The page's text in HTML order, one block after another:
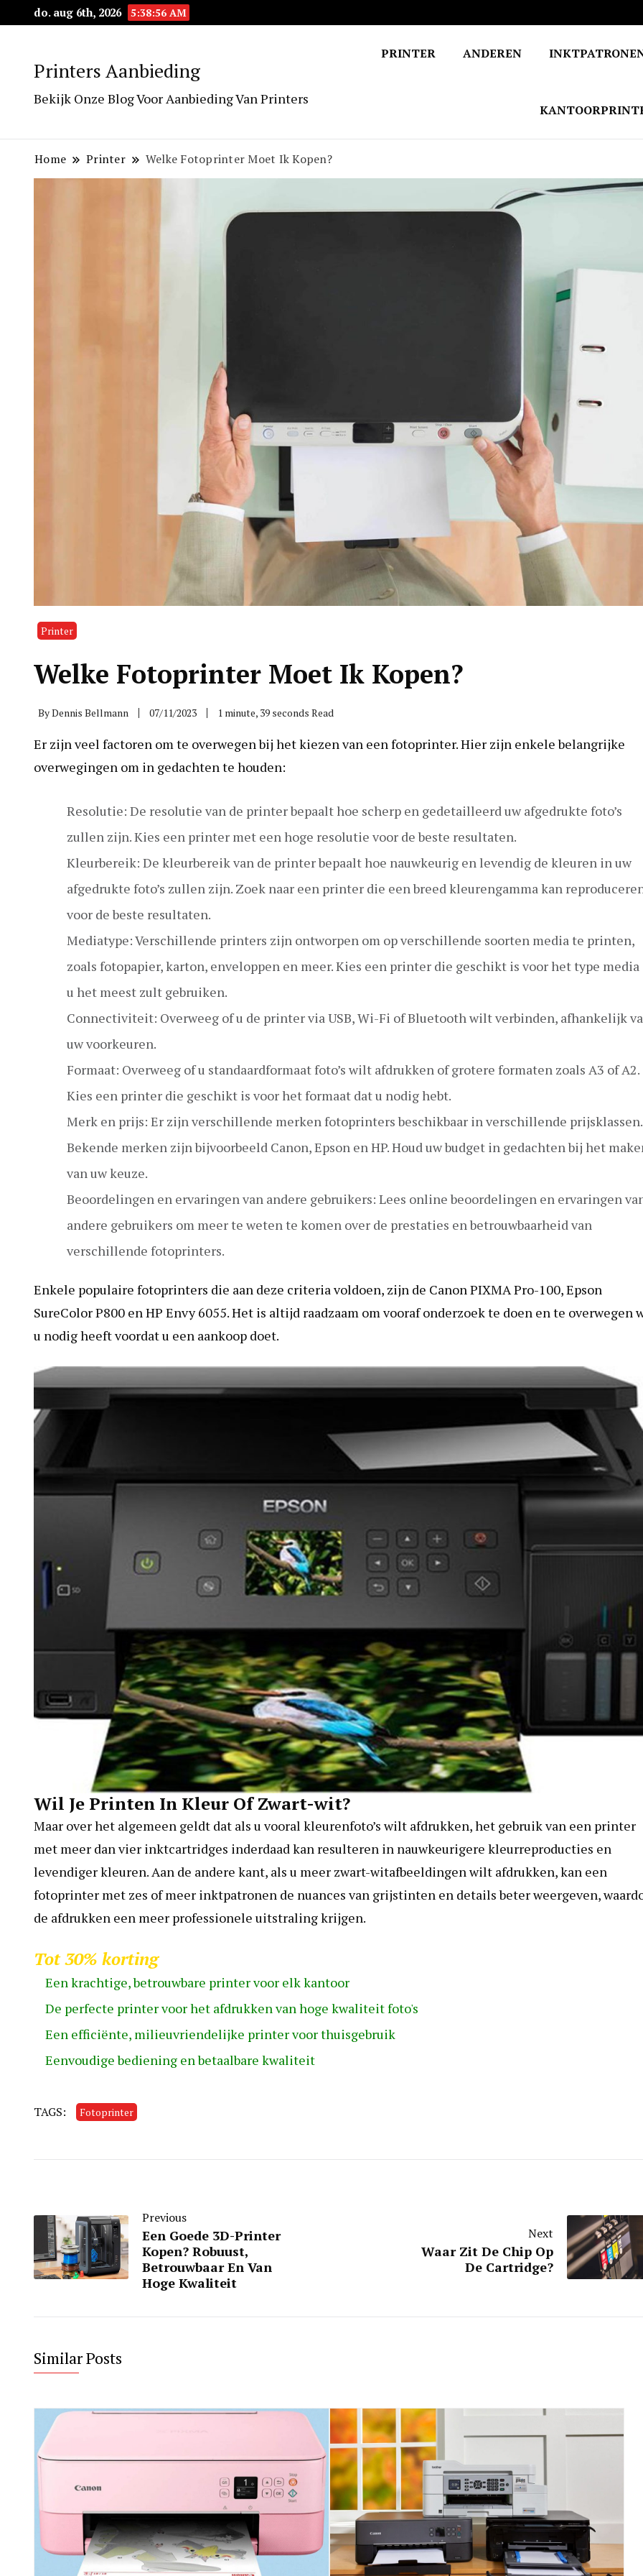
do. aug 6th, 2026 5:38:57 AM
Printers Aanbieding
Bekijk Onze Blog Voor Aanbieding Van Printers
PRINTER ANDEREN
Home Printer Welke Fotoprinter Moet Ik Kopen?
Printer
Welke Fotoprinter Moet Ik Kopen?
ByDennis Bellmann 07/11/2023 1 minute, 39 seconds Read
Er zijn veel factoren om te overwegen bij het kiezen van een fotoprinter. Hier zijn enkele belangrijke
overwegingen om in gedachten te houden:
Resolutie: De resolutie van de printer bepaalt hoe scherp en gedetailleerd uw afgedrukte foto’s
zullen zijn. Kies een printer met een hoge resolutie voor de beste resultaten.
Kleurbereik: De kleurbereik van de printer bepaalt hoe nauwkeurig en levendig de kleuren in uw
afgedrukte foto’s zullen zijn. Zoek naar een printer die een breed kleurengamma kan
voor de beste resultaten.
Mediatype: Verschillende printers zijn ontworpen om op verschillende soorten media te printen,
zoals fotopapier, karton, enveloppen en meer. Kies een printer die geschikt is voor het type media
u het meest zult gebruiken.
Connectiviteit: Overweeg of u de printer via USB, Wi-Fi of Bluetooth wilt verbinden, afhankelijk
uw voorkeuren.
Formaat: Overweeg of u standaardformaat foto’s wilt afdrukken of grotere formaten zoals A3 of A2.
Kies een printer die geschikt is voor het formaat dat u nodig hebt.
Merk en prijs: Er zijn verschillende merken fotoprinters beschikbaar in verschillende prijsklassen.
Bekende merken zijn bijvoorbeeld Canon, Epson en HP. Houd uw budget in gedachten bij het
van uw keuze.
Beoordelingen en ervaringen van andere gebruikers: Lees online beoordelingen en ervaringen
andere gebruikers om meer te weten te komen over de prestaties en betrouwbaarheid van
verschillende fotoprinters.
Enkele populaire fotoprinters die aan deze criteria voldoen, zijn de Canon PIXMA Pro-100, Epson
SureColor P800 en HP Envy 6055. Het is altijd raadzaam om vooraf onderzoek te doen en te overwegen
u nodig heeft voordat u een aankoop doet.
Wil Je Printen In Kleur Of Zwart-wit?
Maar over het algemeen geldt dat als u vooral kleurenfoto’s wilt afdrukken, het gebruik van een printer
met meer dan vier inktcartridges inderdaad kan resulteren in nauwkeurigere kleurreproducties en
levendiger kleuren. Aan de andere kant, als u meer zwart-witafbeeldingen wilt afdrukken, kan een
fotoprinter met zes of meer inktpatronen de nuances van grijstinten en details beter weergeven,
de afdrukken een meer professionele uitstraling krijgen.
Tot 30% korting
Een krachtige, betrouwbare printer voor elk kantoor
De perfecte printer voor het afdrukken van hoge kwaliteit foto's
Een efficiënte, milieuvriendelijke printer voor thuisgebruik
Eenvoudige bediening en betaalbare kwaliteit
TAGS: Fotoprinter
Previous
Een Goede 3D-Printer
Kopen? Robuust,
Betrouwbaar En Van
Hoge Kwaliteit
Next
Waar Zit De Chip Op
De Cartridge?
Similar Posts